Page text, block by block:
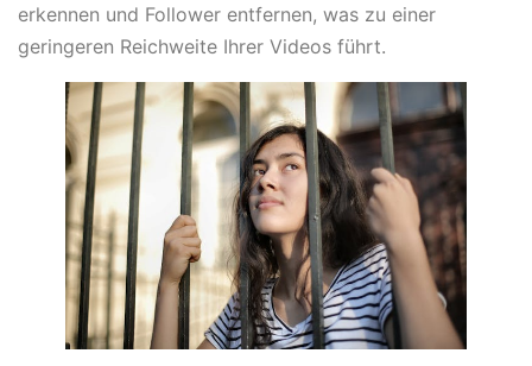
erkennen und Follower entfernen, was zu einer
geringeren Reichweite Ihrer Videos führt.